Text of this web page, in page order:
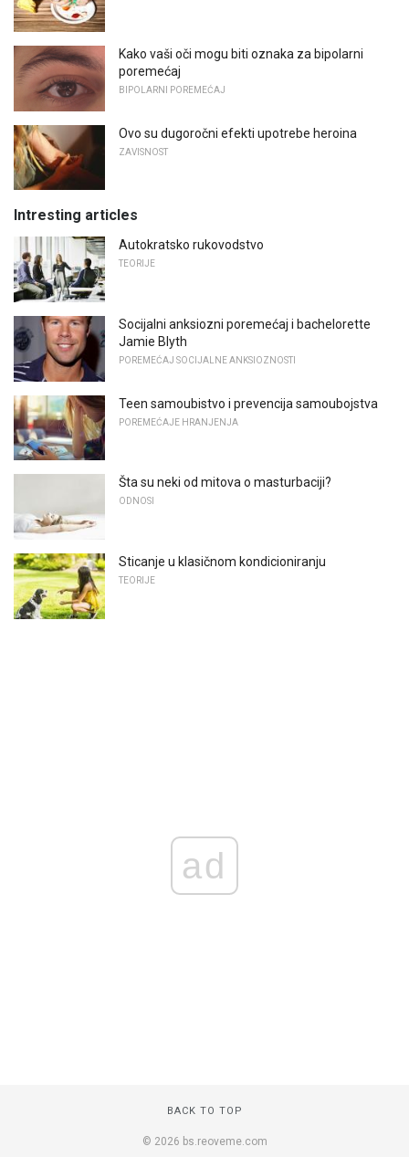
Kako vaši oči mogu biti oznaka za bipolarni
poremećaj
BIPOLARNI POREMEĆAJ
Ovo su dugoročni efekti upotrebe heroina
ZAVISNOST
Intresting articles
Autokratsko rukovodstvo
TEORIJE
Socijalni anksiozni poremećaj i bachelorette
Jamie Blyth
POREMEĆAJ SOCIJALNE ANKSIOZNOSTI
Teen samoubistvo i prevencija samoubojstva
POREMEĆAJE HRANJENJA
Šta su neki od mitova o masturbaciji?
ODNOSI
Sticanje u klasičnom kondicioniranju
TEORIJE
ad
BACK TO TOP
© 2026 bs.reoveme.com